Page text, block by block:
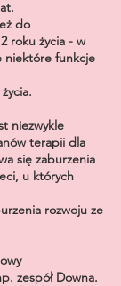
do
roku życia - w
niektóre funkcje
niezwykle
terapii dla
się zaburzenia
u których
rozwoju ze
zespół Downa.